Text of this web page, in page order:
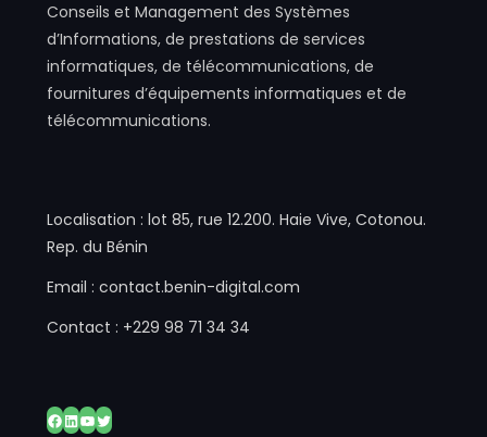
Conseils et Management des Systèmes
d’Informations, de prestations de services
informatiques, de télécommunications, de
fournitures d’équipements informatiques et de
télécommunications.
Localisation : lot 85, rue 12.200. Haie Vive, Cotonou.
Rep. du Bénin
Email : contact.benin-digital.com
Contact : +229 98 71 34 34
Facebook
LinkedIn
YouTube
Twitter